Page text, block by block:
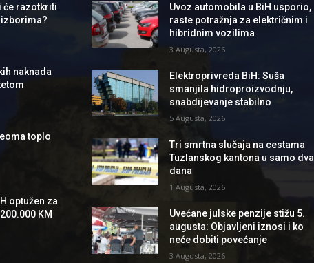
će razotkriti
izborima?
naknada
toplo
optužen za
KM
Uvoz automobila u BiH usporio,
raste potražnja za električnim i
hibridnim vozilima
3 Augusta, 2026
Elektroprivreda BiH: Suša
smanjila hidroproizvodnju,
snabdijevanje stabilno
5 Augusta, 2026
Tri smrtna slučaja na cestama
Tuzlanskog kantona u samo dva
dana
1 Augusta, 2026
Uvećane julske penzije stižu 5.
augusta: Objavljeni iznosi i ko
neće dobiti povećanje
3 Augusta, 2026